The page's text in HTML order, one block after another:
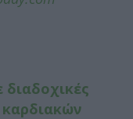
καρδιακών